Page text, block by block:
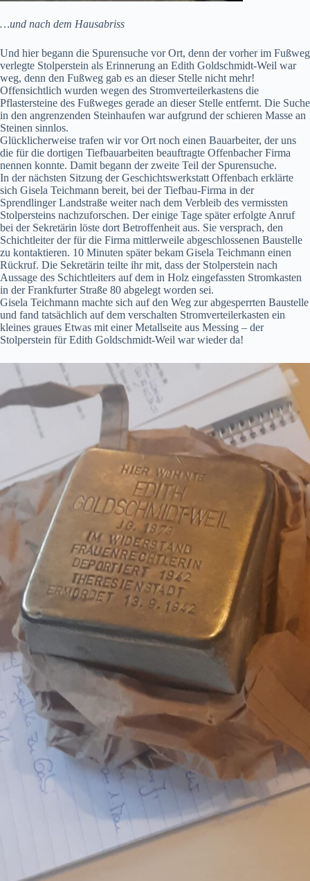
…und nach dem Hausabriss
Und hier begann die Spurensuche vor Ort, denn der vorher im Fußweg
verlegte Stolperstein als Erinnerung an Edith Goldschmidt-Weil war
weg, denn den Fußweg gab es an dieser Stelle nicht mehr!
Offensichtlich wurden wegen des Stromverteilerkastens die
Pflastersteine des Fußweges gerade an dieser Stelle entfernt. Die Suche
in den angrenzenden Steinhaufen war aufgrund der schieren Masse an
Steinen sinnlos.
Glücklicherweise trafen wir vor Ort noch einen Bauarbeiter, der uns
die für die dortigen Tiefbauarbeiten beauftragte Offenbacher Firma
nennen konnte. Damit begann der zweite Teil der Spurensuche.
In der nächsten Sitzung der Geschichtswerkstatt Offenbach erklärte
sich Gisela Teichmann bereit, bei der Tiefbau-Firma in der
Sprendlinger Landstraße weiter nach dem Verbleib des vermissten
Stolpersteins nachzuforschen. Der einige Tage später erfolgte Anruf
bei der Sekretärin löste dort Betroffenheit aus. Sie versprach, den
Schichtleiter der für die Firma mittlerweile abgeschlossenen Baustelle
zu kontaktieren. 10 Minuten später bekam Gisela Teichmann einen
Rückruf. Die Sekretärin teilte ihr mit, dass der Stolperstein nach
Aussage des Schichtleiters auf dem in Holz eingefassten Stromkasten
in der Frankfurter Straße 80 abgelegt worden sei.
Gisela Teichmann machte sich auf den Weg zur abgesperrten Baustelle
und fand tatsächlich auf dem verschalten Stromverteilerkasten ein
kleines graues Etwas mit einer Metallseite aus Messing – der
Stolperstein für Edith Goldschmidt-Weil war wieder da!